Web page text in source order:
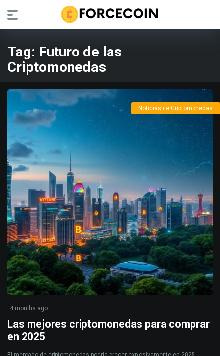
Tag: Futuro de las
Criptomonedas
Noticias de Criptomonedas
4 months ago
Las mejores criptomonedas para comprar
en 2025
El mercado de criptomonedas podría crecer explosivamente en 2025.